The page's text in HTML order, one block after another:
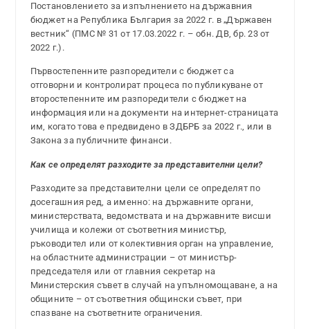
Постановлението за изпълнението на държавния
бюджет на Република България за 2022 г. в „Държавен
вестник“ (ПМС № 31 от 17.03.2022 г. – обн. ДВ, бр. 23 от
2022 г.).
Първостепенните разпоредители с бюджет са
отговорни и контролират процеса по публикуване от
второстепенните им разпоредители с бюджет на
информация или на документи на интернет-страницата
им, когато това е предвидено в ЗДБРБ за 2022 г., или в
Закона за публичните финанси.
Как се определят разходите за представителни цели?
Разходите за представителни цели се определят по
досегашния ред, а именно: на държавните органи,
министерствата, ведомствата и на държавните висши
училища и колежи от съответния министър,
ръководител или от колективния орган на управление,
на областните администрации – от министър-
председателя или от главния секретар на
Министерския съвет в случай на упълномощаване, а на
общините – от съответния общински съвет, при
спазване на съответните ограничения.